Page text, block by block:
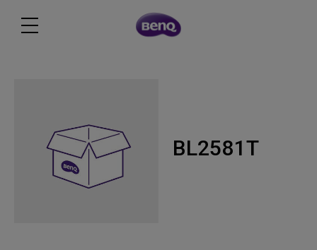
BL2581T